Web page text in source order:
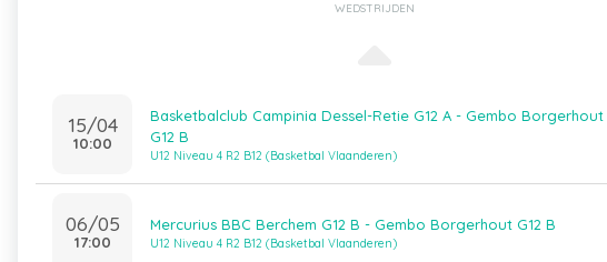
WEDSTRIJDEN
15/04
10:00
Basketbalclub Campinia Dessel-Retie G12 A - Gembo Borgerhout
G12 B
U12 Niveau 4 R2 B12 (Basketbal Vlaanderen)
06/05
17:00
Mercurius BBC Berchem G12 B - Gembo Borgerhout G12 B
U12 Niveau 4 R2 B12 (Basketbal Vlaanderen)